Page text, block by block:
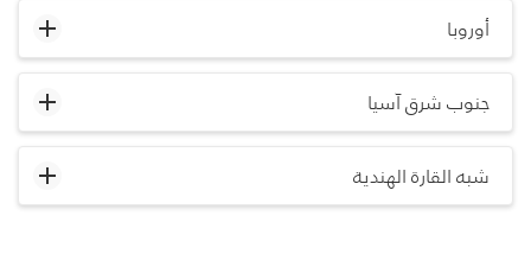
أوروبا
جنوب شرق آسيا
شبه القارة الهندية